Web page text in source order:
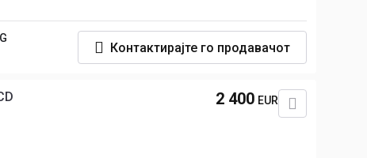
Контактирајте го продавачот
2 400 EUR